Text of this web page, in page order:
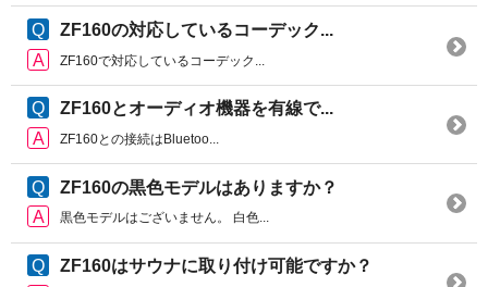
ZF160の対応しているコーデック...
ZF160で対応しているコーデック...
ZF160とオーディオ機器を有線で...
ZF160との接続はBluetoo...
ZF160の黒色モデルはありますか？
黒色モデルはございません。 白色...
ZF160はサウナに取り付け可能ですか？